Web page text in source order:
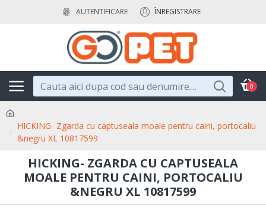
AUTENTIFICARE ÎNREGISTRARE
0
HICKING- Zgarda cu captuseala moale pentru caini, portocaliu
&negru XL 10817599
HICKING- ZGARDA CU CAPTUSEALA
MOALE PENTRU CAINI, PORTOCALIU
&NEGRU XL 10817599